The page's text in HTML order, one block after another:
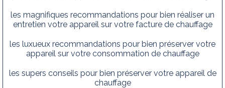
les magnifiques recommandations pour bien réaliser un
entretien votre appareil sur votre facture de chauffage
les luxueux recommandations pour bien préserver votre
appareil sur votre consommation de chauffage
les supers conseils pour bien préserver votre appareil de
chauffage